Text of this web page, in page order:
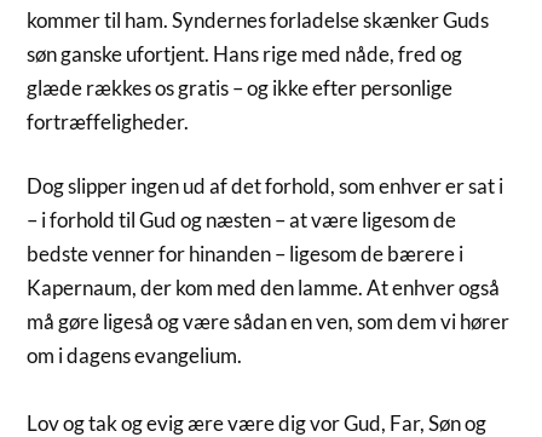
kommer til ham. Syndernes forladelse skænker Guds
søn ganske ufortjent. Hans rige med nåde, fred og
glæde rækkes os gratis – og ikke efter personlige
fortræffeligheder.
Dog slipper ingen ud af det forhold, som enhver er sat i
– i forhold til Gud og næsten – at være ligesom de
bedste venner for hinanden – ligesom de bærere i
Kapernaum, der kom med den lamme. At enhver også
må gøre ligeså og være sådan en ven, som dem vi hører
om i dagens evangelium.
Lov og tak og evig ære være dig vor Gud, Far, Søn og